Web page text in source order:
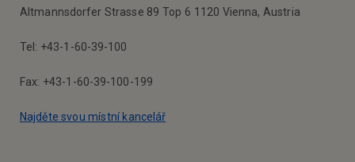
Altmannsdorfer Strasse 89 Top 6 1120 Vienna, Austria
Tel: +43-1-60-39-100
Fax: +43-1-60-39-100-199
Najděte svou místní kancelář